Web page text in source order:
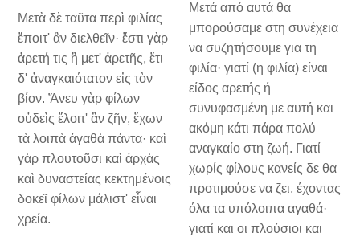
Μετὰ δὲ ταῦτα περὶ φιλίας
ἕποιτ' ἂν διελθεῖν· ἔστι γὰρ
ἀρετή τις ἢ μετ' ἀρετῆς, ἔτι
δ' ἀναγκαιότατον εἰς τὸν
βίον. Ἄνευ γὰρ φίλων
οὐδεὶς ἕλοιτ' ἂν ζῆν, ἔχων
τὰ λοιπὰ ἀγαθὰ πάντα· καὶ
γὰρ πλουτοῦσι καὶ ἀρχὰς
καὶ δυναστείας κεκτημένοις
δοκεῖ φίλων μάλιστ' εἶναι
χρεία.
Μετά από αυτά θα
μπορούσαμε στη συνέχεια
να συζητήσουμε για τη
φιλία· γιατί (η φιλία) είναι
είδος αρετής ή
συνυφασμένη με αυτή και
ακόμη κάτι πάρα πολύ
αναγκαίο στη ζωή. Γιατί
χωρίς φίλους κανείς δε θα
προτιμούσε να ζει, έχοντας
όλα τα υπόλοιπα αγαθά·
γιατί και οι πλούσιοι και